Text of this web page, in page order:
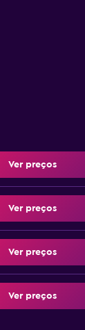
Ver preços
Ver preços
Ver preços
Ver preços